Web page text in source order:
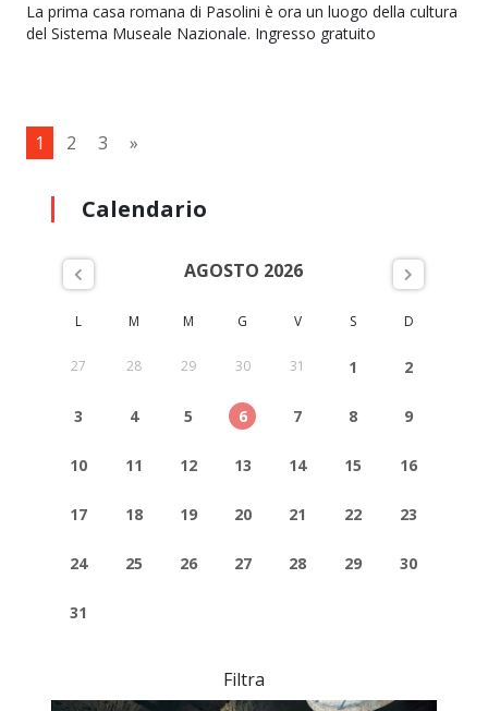
La prima casa romana di Pasolini è ora un luogo della cultura
del Sistema Museale Nazionale. Ingresso gratuito
1 2 3 »
Calendario
AGOSTO 2026
L M M G V S D
27 28 29 30 31 1 2
3 4 5 6 7 8 9
10 11 12 13 14 15 16
17 18 19 20 21 22 23
24 25 26 27 28 29 30
31
Filtra